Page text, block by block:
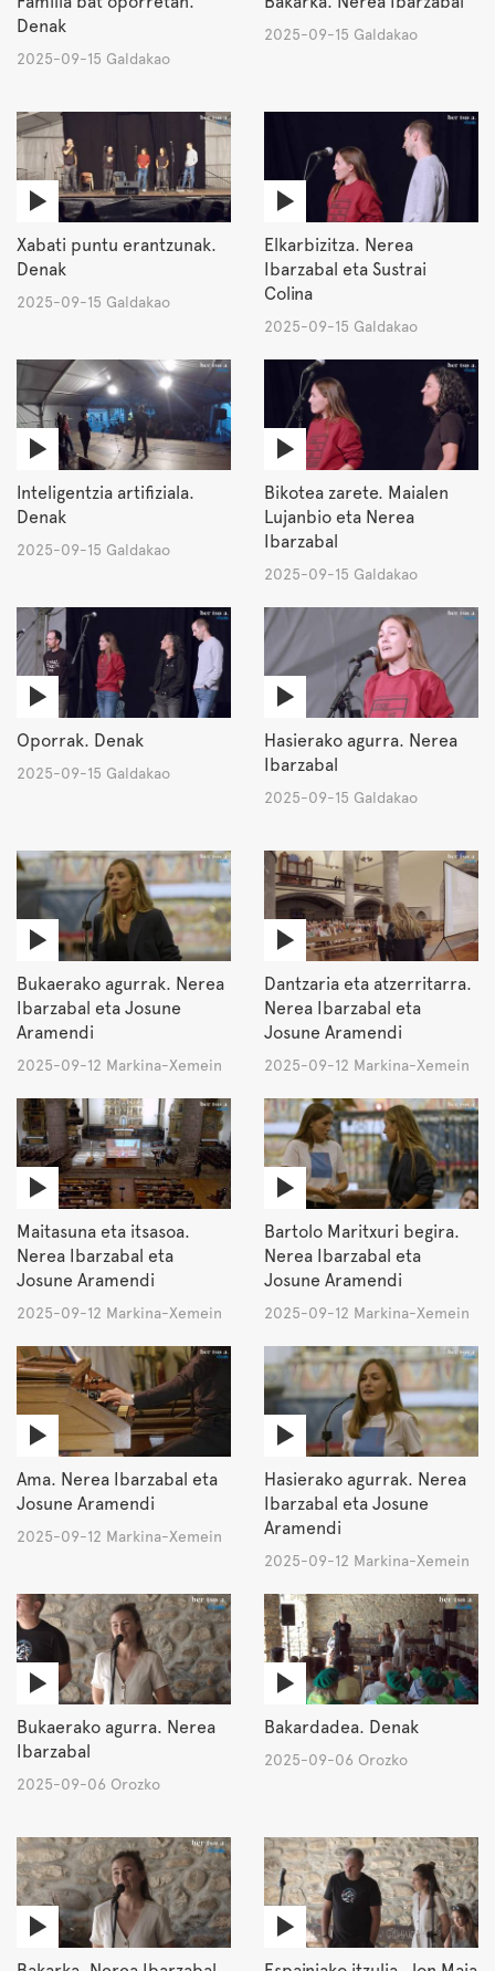
Denak
2025-09-15 Galdakao
2025-09-15 Galdakao
Xabati puntu erantzunak.
Denak
2025-09-15 Galdakao
Elkarbizitza. Nerea
Ibarzabal eta Sustrai
Colina
2025-09-15 Galdakao
Inteligentzia artifiziala.
Denak
2025-09-15 Galdakao
Bikotea zarete. Maialen
Lujanbio eta Nerea
Ibarzabal
2025-09-15 Galdakao
Oporrak. Denak
2025-09-15 Galdakao
Hasierako agurra. Nerea
Ibarzabal
2025-09-15 Galdakao
Bukaerako agurrak. Nerea
Ibarzabal eta Josune
Aramendi
2025-09-12 Markina-Xemein
Dantzaria eta atzerritarra.
Nerea Ibarzabal eta
Josune Aramendi
2025-09-12 Markina-Xemein
Maitasuna eta itsasoa.
Nerea Ibarzabal eta
Josune Aramendi
2025-09-12 Markina-Xemein
Bartolo Maritxuri begira.
Nerea Ibarzabal eta
Josune Aramendi
2025-09-12 Markina-Xemein
Ama. Nerea Ibarzabal eta
Josune Aramendi
2025-09-12 Markina-Xemein
Hasierako agurrak. Nerea
Ibarzabal eta Josune
Aramendi
2025-09-12 Markina-Xemein
Bukaerako agurra. Nerea
Ibarzabal
2025-09-06 Orozko
Bakardadea. Denak
2025-09-06 Orozko